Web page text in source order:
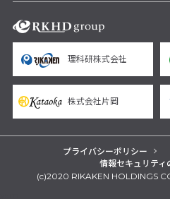
理科研株式会社
株式会社片岡
プライバシーポリシー
情報セキュリティ
(c)2020 RIKAKEN HOLDINGS